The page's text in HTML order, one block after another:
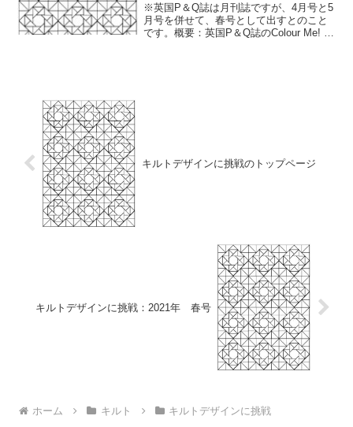
※英国P＆Q誌は月刊誌ですが、4月号と5
月号を併せて、春号として出すとのこと
です。概要：英国P＆Q誌のColour Me! コ
キルトデザインに挑戦のトップページ
キルトデザインに挑戦：2021年 春号
ホーム キルト キルトデザインに挑戦